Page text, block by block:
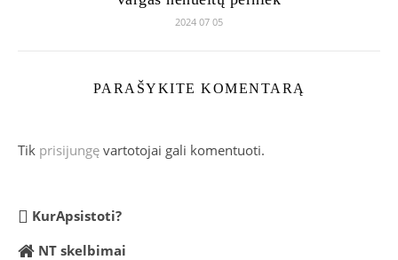
2024 07 05
PARAŠYKITE KOMENTARĄ
Tik prisijungę vartotojai gali komentuoti.
KurApsistoti?
NT skelbimai